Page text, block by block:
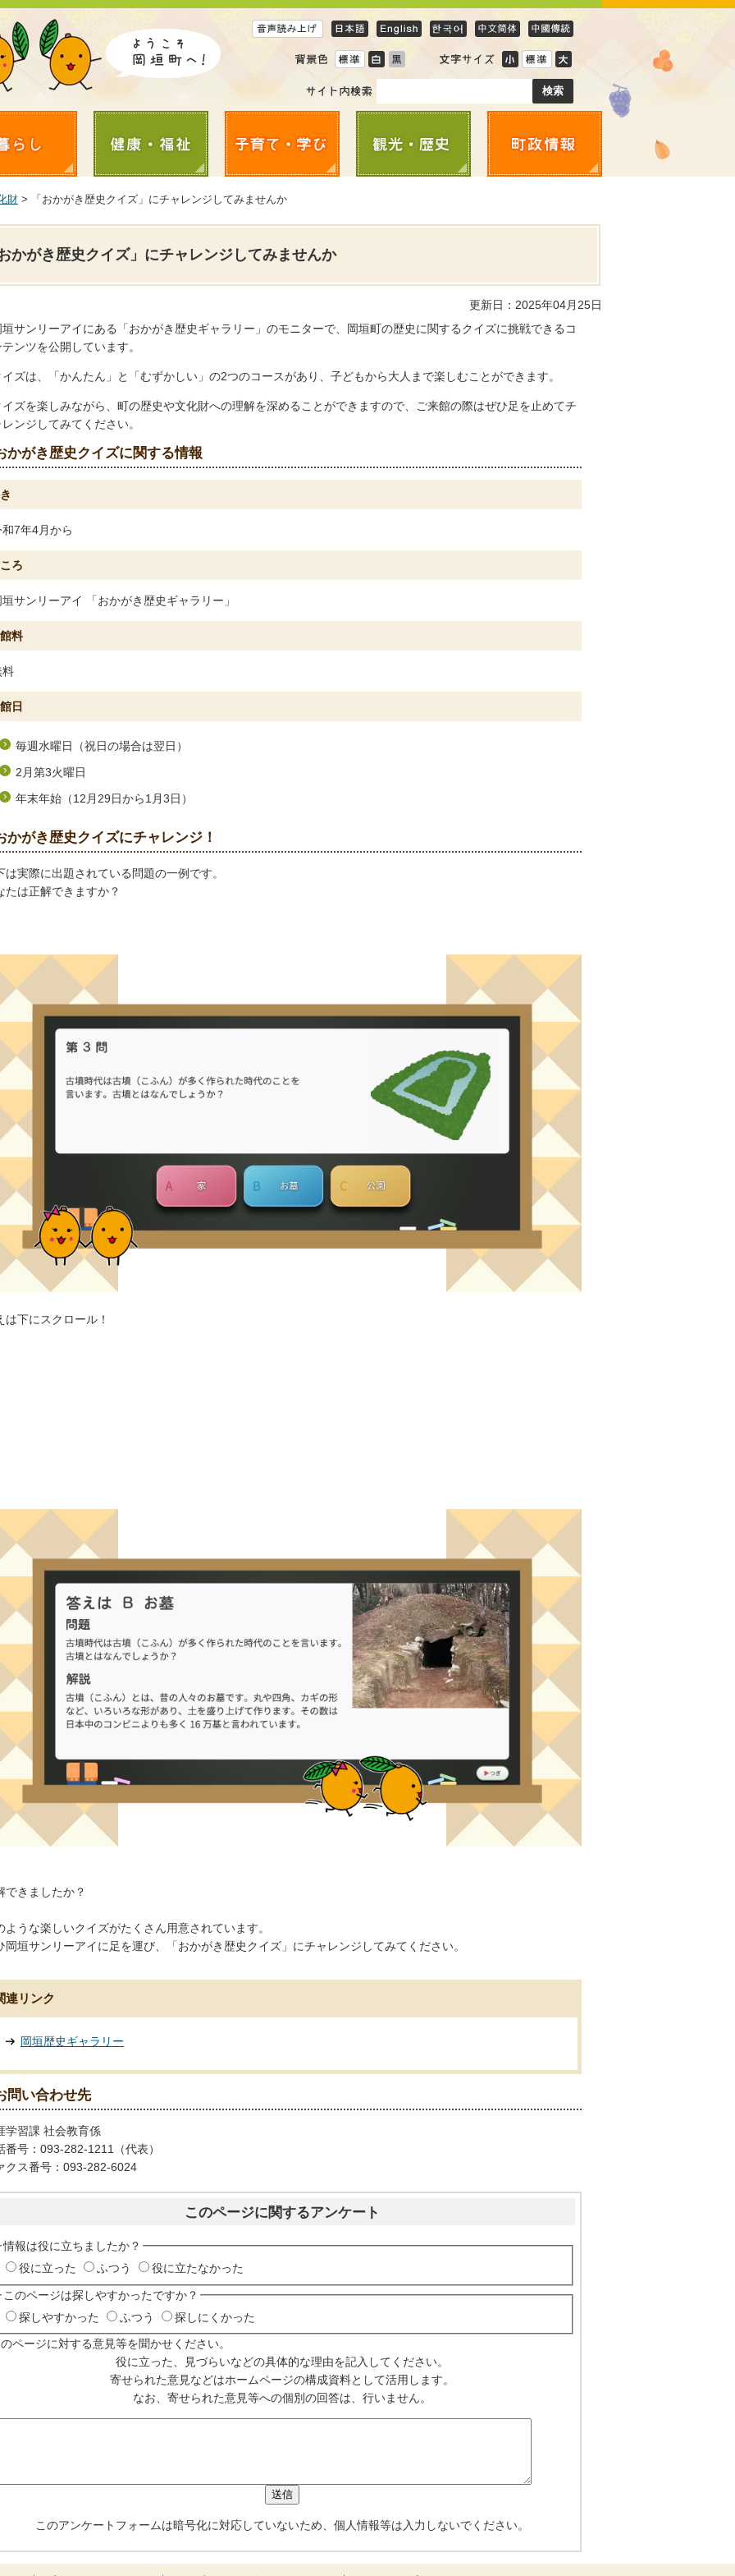
財 > 「おかがき歴史クイズ」にチャレンジしてみませんか
かがき歴史クイズ」にチャレンジしてみませんか
更新日：2025年04月25日
垣サンリーアイにある「おかがき歴史ギャラリー」のモニターで、岡垣町の歴史に関するクイズに挑戦できるコ
ンツを公開しています。
イズは、「かんたん」と「むずかしい」の2つのコースがあり、子どもから大人まで楽しむことができます。
イズを楽しみながら、町の歴史や文化財への理解を深めることができますので、ご来館の際はぜひ足を止めてチ
ンジしてみてください。
かがき歴史クイズに関する情報
和7年4月から
ろ
サンリーアイ 「おかがき歴史ギャラリー」
料
料
日
毎週水曜日（祝日の場合は翌日）
2月第3火曜日
年末年始（12月29日から1月3日）
かがき歴史クイズにチャレンジ！
は実際に出題されている問題の一例です。
たは正解できますか？
は下にスクロール！
できましたか？
ような楽しいクイズがたくさん用意されています。
岡垣サンリーアイに足を運び、「おかがき歴史クイズ」にチャレンジしてみてください。
連リンク
岡垣歴史ギャラリー
問い合わせ先
学習課 社会教育係
番号：093-282-1211（代表）
クス番号：093-282-6024
このページに関するアンケート
情報は役に立ちましたか？
役に立った
ふつう 役に立たなかった
このページは探しやすかったですか？
探しやすかった
ふつう 探しにくかった
ページに対する意見等を聞かせください。
役に立った、見づらいなどの具体的な理由を記入してください。
寄せられた意見などはホームページの構成資料として活用します。
なお、寄せられた意見等への個別の回答は、行いません。
このアンケートフォームは暗号化に対応していないため、個人情報等は入力しないでください。